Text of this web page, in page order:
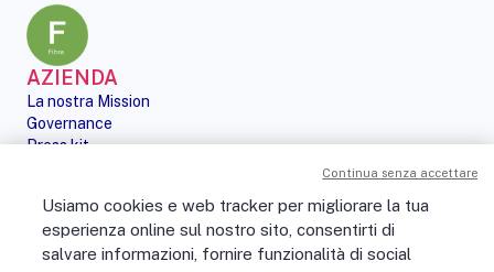
AZIENDA
La nostra Mission
Governance
Press kit
Digital Services Act
PERSONE
No Fibra? No Party!
Usiamo cookies e web tracker per migliorare la tua
esperienza online sul nostro sito, consentirti di
salvare informazioni, fornire funzionalità di social
Continua senza accettare